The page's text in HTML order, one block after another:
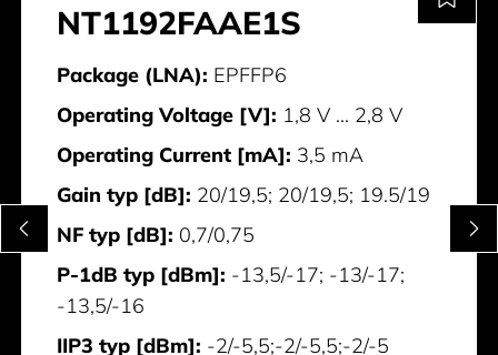
NT1192FAAE1S
Package (LNA): EPFFP6
Operating Voltage [V]: 1,8 V ... 2,8 V
Operating Current [mA]: 3,5 mA
Gain typ [dB]: 20/19,5; 20/19,5; 19.5/19
NF typ [dB]: 0,7/0,75
P-1dB typ [dBm]: -13,5/-17; -13/-17;
-13,5/-16
IIP3 typ [dBm]: -2/-5,5;-2/-5,5;-2/-5